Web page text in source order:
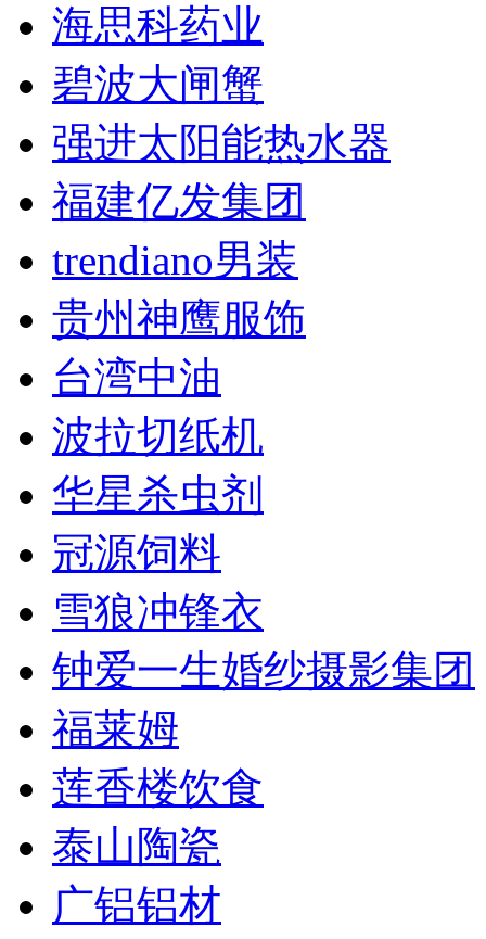
海思科药业
碧波大闸蟹
强进太阳能热水器
福建亿发集团
trendiano男装
贵州神鹰服饰
台湾中油
波拉切纸机
华星杀虫剂
冠源饲料
雪狼冲锋衣
钟爱一生婚纱摄影集团
福莱姆
莲香楼饮食
泰山陶瓷
广铝铝材